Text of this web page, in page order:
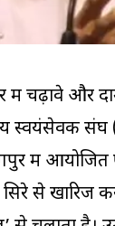
में चढ़ावे और
स्वयंसेवक
में
से खारिज